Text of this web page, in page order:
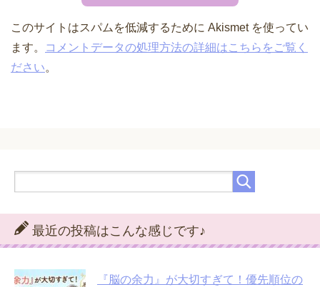
このサイトはスパムを低減するために Akismet を使ってい
ます。
コメントデータの処理方法の詳細はこちらをご覧く
ださい。
最近の投稿はこんな感じです♪
『脳の余力』が大切すぎて！優先順位の